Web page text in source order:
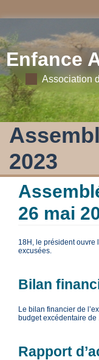
Enfance
Association
2023
26 mai
18H, le président ouvre
excusées.
Bilan
Le bilan financier de
budget excédentaire de
Rapport